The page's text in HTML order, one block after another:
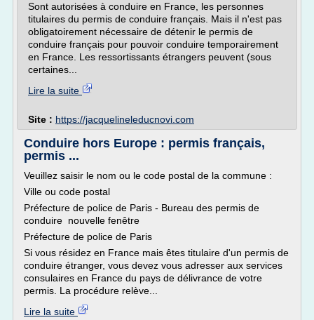
Sont autorisées à conduire en France, les personnes
titulaires du permis de conduire français. Mais il n'est pas
obligatoirement nécessaire de détenir le permis de
conduire français pour pouvoir conduire temporairement
en France. Les ressortissants étrangers peuvent (sous
certaines...
Lire la suite
Site : https://jacquelineleducnovi.com
Conduire hors Europe : permis français,
permis ...
Veuillez saisir le nom ou le code postal de la commune :
Ville ou code postal
Préfecture de police de Paris - Bureau des permis de
conduire nouvelle fenêtre
Préfecture de police de Paris
Si vous résidez en France mais êtes titulaire d'un permis de
conduire étranger, vous devez vous adresser aux services
consulaires en France du pays de délivrance de votre
permis. La procédure relève...
Lire la suite